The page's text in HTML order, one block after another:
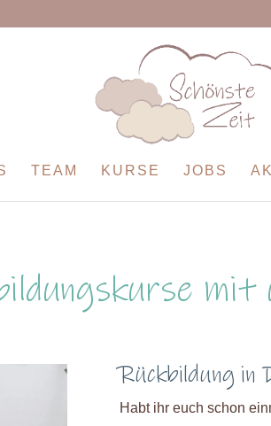
TEAM KURSE JOBS
mit
Rückbildung in
Habt ihr euch schon